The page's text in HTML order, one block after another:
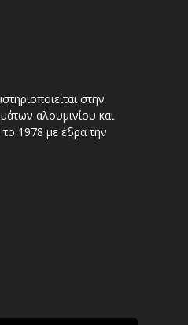
στην
αλουμινίου και
1978 με έδρα την